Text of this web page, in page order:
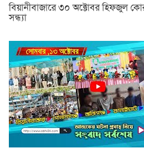
বিয়ানীবাজারে ৩০ অক্টোবর হিফজুল
সন্ধ্যা